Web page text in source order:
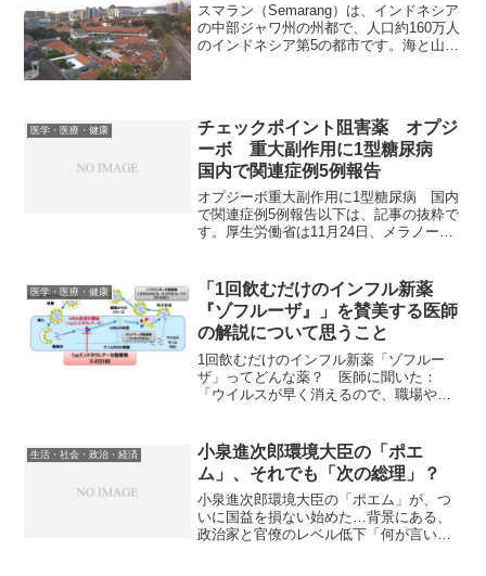
スマラン（Semarang）は、インドネシア
の中部ジャワ州の州都で、人口約160万人
のインドネシア第5の都市です。海と山に
医学・医療・健康
チェックポイント阻害薬 オプジ
ーボ 重大副作用に1型糖尿病
国内で関連症例5例報告
オプジーボ重大副作用に1型糖尿病 国内
で関連症例5例報告以下は、記事の抜粋で
す。厚生労働省は11月24日、メラノーマ
作用に1型糖尿病を追記するよう改訂指示
を発出した。劇...
医学・医療・健康
「1回飲むだけのインフル新薬
『ゾフルーザ』」を賛美する医師
の解説について思うこと
1回飲むだけのインフル新薬「ゾフルー
ザ」ってどんな薬？ 医師に聞いた：
「ウイルスが早く消えるので、職場や家
た。塩野義製薬は2月23日、インフルエン
ザの新薬「ゾフルーザ」...
生活・社会・政治・経済
小泉進次郎環境大臣の「ポエ
ム」、それでも「次の総理」？
小泉進次郎環境大臣の「ポエム」が、つ
いに国益を損ない始めた…背景にある、
政治家と官僚のレベル低下「何が言いた